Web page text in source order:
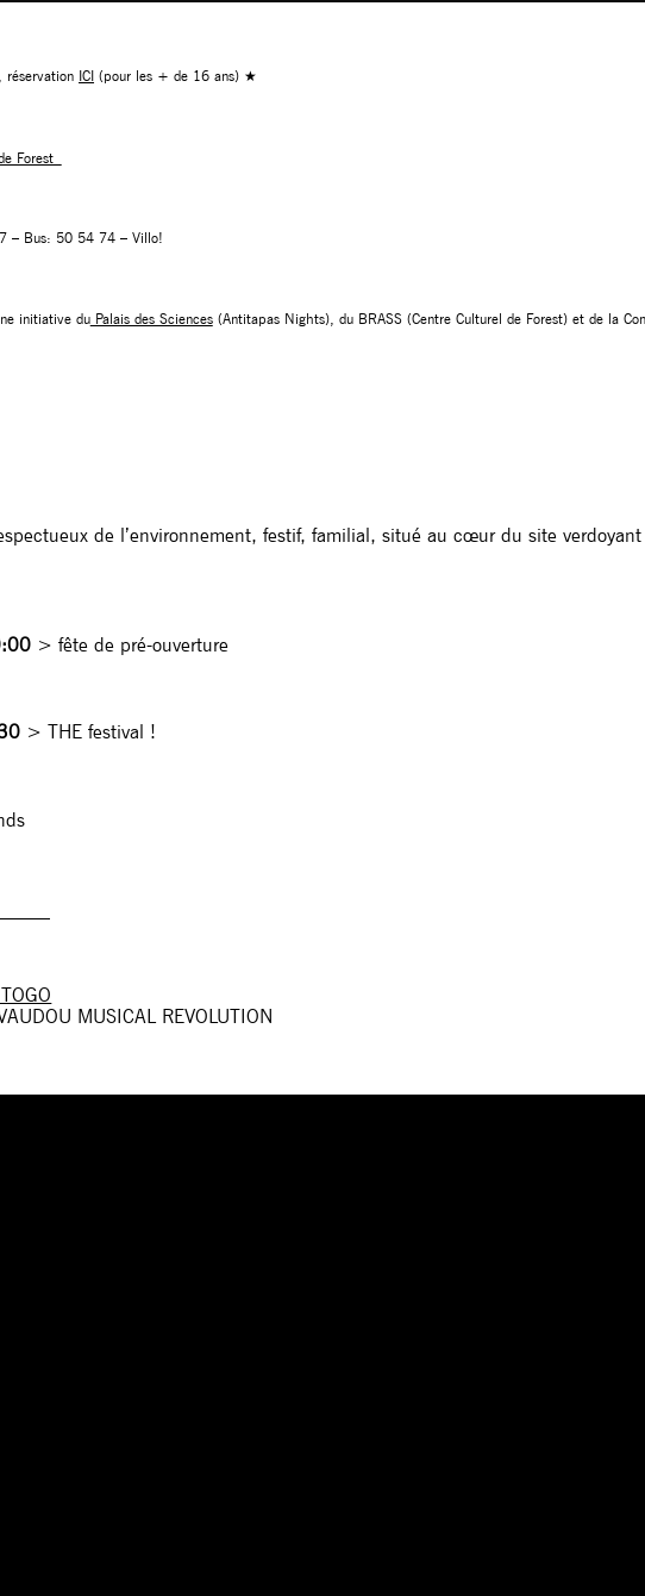
réservation ICI (pour les + de 16 ans) ★
Forest
– Bus: 50 54 74 – Villo!
initiative duPalais des Sciences(Antitapas Nights), du BRASS (Centre Culturel de Forest) et de la
de l’environnement, festif, familial, situé au cœur du site verdoyant
> fête de pré-ouverture
> THE festival !
MUSICAL REVOLUTION